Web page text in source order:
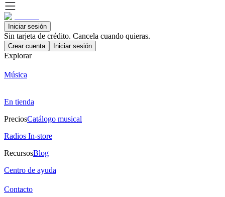
Iniciar sesión
Sin tarjeta de crédito. Cancela cuando quieras.
Crear cuenta Iniciar sesión
Explorar
Música
En tienda
PreciosCatálogo musical
Radios In-store
RecursosBlog
Centro de ayuda
Contacto